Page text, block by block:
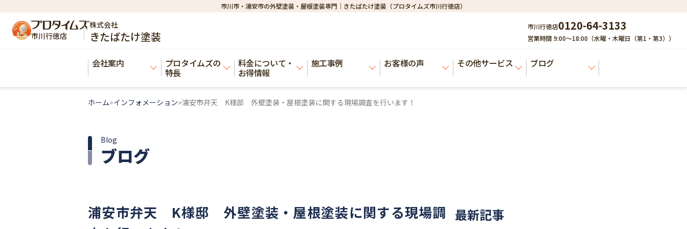
市川市・浦安市の外壁塗装・屋根塗装専門｜きたばたけ塗装（プロタイムズ市川行徳店）
市川行徳店
株式会社
きたばたけ塗装
市川行徳店0120-64-3133
営業時間 9:00～18:00（水曜・木曜日（第1・第3））
会社案内 プロタイムズの
特長
料金について・
お得情報
施工事例 お客様の声 その他サービス ブログ
ホーム>インフォメーション>浦安市弁天 K様邸 外壁塗装・屋根塗装に関する現場調査を行います！
ブログ
Blog
浦安市弁天 K様邸 外壁塗装・屋根塗装に関する現場調 最新記事